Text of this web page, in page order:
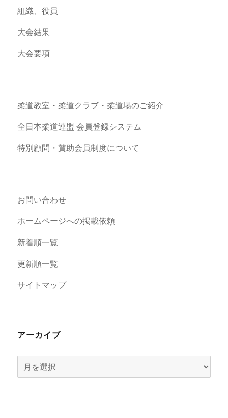
組織、役員
大会結果
大会要項
柔道教室・柔道クラブ・柔道場のご紹介
全日本柔道連盟 会員登録システム
特別顧問・賛助会員制度について
お問い合わせ
ホームページへの掲載依頼
新着順一覧
更新順一覧
サイトマップ
アーカイブ
ー